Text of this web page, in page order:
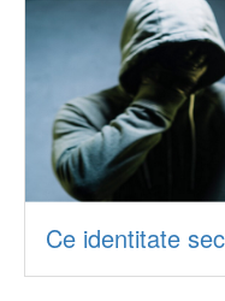
Ce identitate